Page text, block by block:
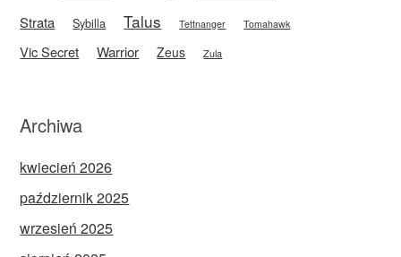
Strata Sybilla Talus Tettnanger Tomahawk
Vic Secret Warrior Zeus Zula
Archiwa
kwiecień 2026
październik 2025
wrzesień 2025